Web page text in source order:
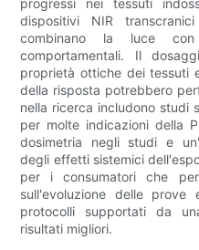
progressi nei tessuti
dispositivi NIR
combinano la luce
comportamentali. Il
proprietà ottiche dei tessuti
della risposta potrebbero
nella ricerca includono studi
per molte indicazioni della
dosimetria negli studi e
degli effetti sistemici
per i consumatori che
sull'evoluzione delle
protocolli supportati da
risultati migliori.